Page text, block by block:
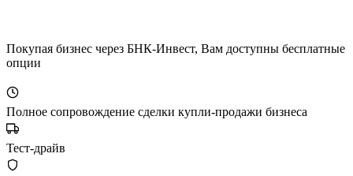
Покупая бизнес через БНК-Инвест, Вам доступны бесплатные
опции
Полное сопровождение сделки купли-продажи бизнеса
Тест-драйв